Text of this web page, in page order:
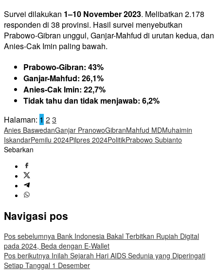
Survei dilakukan 1–10 November 2023. Melibatkan 2.178
responden di 38 provinsi. Hasil survei menyebutkan
Prabowo-Gibran unggul, Ganjar-Mahfud di urutan kedua, dan
Anies-Cak Imin paling bawah.
Prabowo-Gibran: 43%
Ganjar-Mahfud: 26,1%
Anies-Cak Imin: 22,7%
Tidak tahu dan tidak menjawab: 6,2%
Halaman: 1 23
Anies BaswedanGanjar PranowoGibranMahfud MDMuhaimin
IskandarPemilu 2024Pilpres 2024PolitikPrabowo Subianto
Sebarkan
Navigasi pos
Pos sebelumnya Bank Indonesia Bakal Terbitkan Rupiah Digital
pada 2024, Beda dengan E-Wallet
Pos berikutnya Inilah Sejarah Hari AIDS Sedunia yang Diperingati
Setiap Tanggal 1 Desember